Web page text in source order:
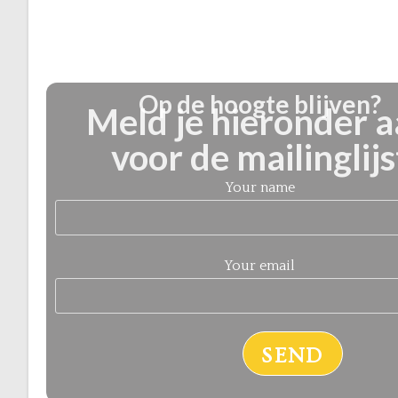
Op de hoogte blijven?
Meld je hieronder
voor de
Your name
Your email